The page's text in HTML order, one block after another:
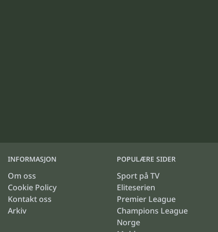
INFORMASJON
Om oss
Cookie Policy
Kontakt oss
Arkiv
POPULÆRE SIDER
Sport på TV
Eliteserien
Premier League
Champions League
Norge